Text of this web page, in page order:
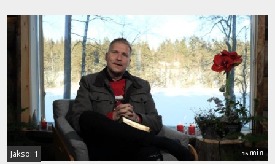
Jakso: 1 15 min